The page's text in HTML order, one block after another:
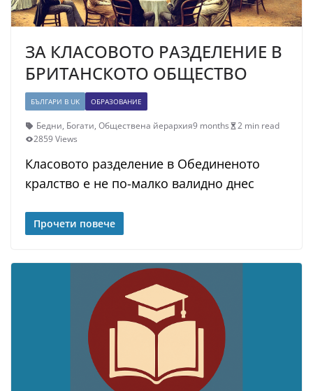
ЗА КЛАСОВОТО РАЗДЕЛЕНИЕ В
БРИТАНСКОТО ОБЩЕСТВО
БЪЛГАРИ В UK ОБРАЗОВАНИЕ
Бедни, Богати, Обществена йерархия9 months
2 min read
2859 Views
Класовото разделение в Обединеното
кралство е не по-малко валидно днес
Прочети повече